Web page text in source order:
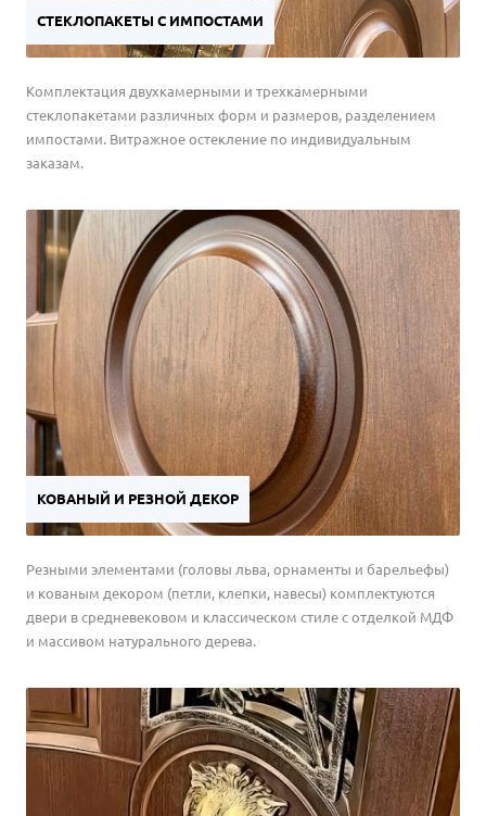
СТЕКЛОПАКЕТЫ С ИМПОСТАМИ
Комплектация двухкамерными и трехкамерными
стеклопакетами различных форм и размеров, разделением
импостами. Витражное остекление по индивидуальным
заказам.
КОВАНЫЙ И РЕЗНОЙ ДЕКОР
Резными элементами (головы льва, орнаменты и барельефы)
и кованым декором (петли, клепки, навесы) комплектуются
двери в средневековом и классическом стиле с отделкой МДФ
и массивом натурального дерева.